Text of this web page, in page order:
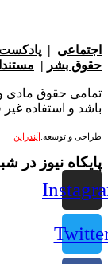
|پادکست|
بشر| مستندات|
حقوق مادی و
استفاده غیر قانونی
توسعه: آیندزاین
نیوز در شبکه